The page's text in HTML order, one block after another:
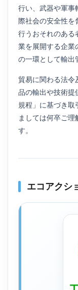
行い、武器や軍事
際社会の安全性を
行うおそれのある
業を展開する企業
の一環として輸出
貿易に関わる法令
品の輸出や技術提
規程」に基づき取
ましては何卒ご
す。
エコアクシ